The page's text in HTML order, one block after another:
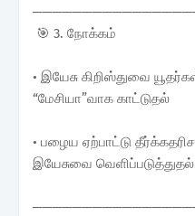
🎯 3. நோக்கம்
• இயேசு கிறிஸ்துவை
“மேசியா”வாக காட்டுதல்
• பழைய ஏற்பாட்டு
இயேசுவை வெளிப்படுத்துதல்